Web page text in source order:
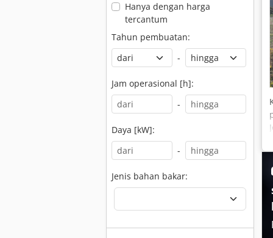
Hanya dengan harga
tercantum
Tahun pembuatan:
-
Jam operasional [h]:
-
Daya [kW]:
-
Jenis bahan bakar: